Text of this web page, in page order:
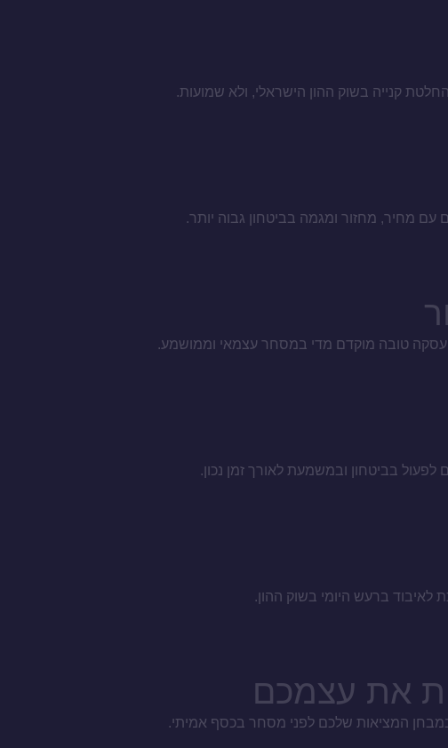
עם מחיר, מחזור ומגמה בביטחון גבוה יותר.
עסקה טובה מוקדם מדי במסחר עצמאי וממושמע.
בביטחון ובמשמעת לאורך זמן נכון.
לאיבוד ברעש היומי בשוק ההון.
את עצמכם
במבחן המציאות שלכם לפני מסחר בכסף אמיתי.